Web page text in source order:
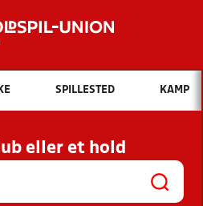
Hvad vil du søge efter?
INDHOLD OG NYHEDER
KLUBBER OG
HOLD
SPILLESTED KAMP
eller et hold